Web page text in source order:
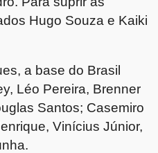
Hugo Souza e Kaiki
a base do Brasil
Léo Pereira, Brenner
Santos; Casemiro
Vinícius Júnior,